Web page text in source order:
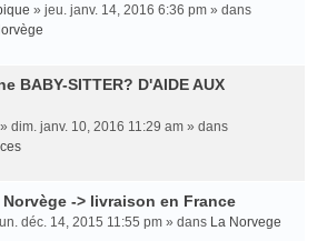
» jeu. janv. 14, 2016 6:36 pm » dans
BABY-SITTER? D'AIDE AUX
» dim. janv. 10, 2016 11:29 am » dans
-> livraison en France
déc. 14, 2015 11:55 pm » dans La Norvege